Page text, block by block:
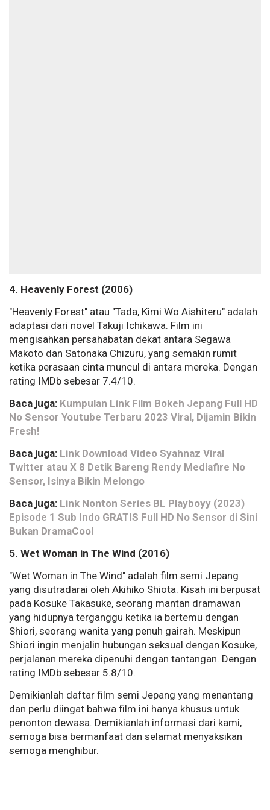
4. Heavenly Forest (2006)
"Heavenly Forest" atau "Tada, Kimi Wo Aishiteru" adalah
adaptasi dari novel Takuji Ichikawa. Film ini
mengisahkan persahabatan dekat antara Segawa
Makoto dan Satonaka Chizuru, yang semakin rumit
ketika perasaan cinta muncul di antara mereka. Dengan
rating IMDb sebesar 7.4/10.
Baca juga: Kumpulan Link Film Bokeh Jepang Full HD
No Sensor Youtube Terbaru 2023 Viral, Dijamin Bikin
Fresh!
Baca juga: Link Download Video Syahnaz Viral
Twitter atau X 8 Detik Bareng Rendy Mediafire No
Sensor, Isinya Bikin Melongo
Baca juga: Link Nonton Series BL Playboyy (2023)
Episode 1 Sub Indo GRATIS Full HD No Sensor di Sini
Bukan DramaCool
5. Wet Woman in The Wind (2016)
"Wet Woman in The Wind" adalah film semi Jepang
yang disutradarai oleh Akihiko Shiota. Kisah ini berpusat
pada Kosuke Takasuke, seorang mantan dramawan
yang hidupnya terganggu ketika ia bertemu dengan
Shiori, seorang wanita yang penuh gairah. Meskipun
Shiori ingin menjalin hubungan seksual dengan Kosuke,
perjalanan mereka dipenuhi dengan tantangan. Dengan
rating IMDb sebesar 5.8/10.
Demikianlah daftar film semi Jepang yang menantang
dan perlu diingat bahwa film ini hanya khusus untuk
penonton dewasa. Demikianlah informasi dari kami,
semoga bisa bermanfaat dan selamat menyaksikan
semoga menghibur.